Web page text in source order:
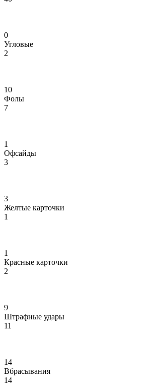
0
Угловые
2
10
Фолы
7
1
Офсайды
3
3
Желтые карточки
1
1
Красные карточки
2
9
Штрафные удары
11
14
Вбрасывания
14